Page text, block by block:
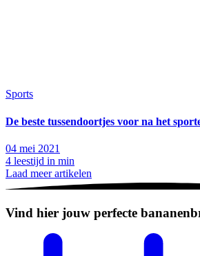
Sports
De beste tussendoortjes voor na het
04 mei 2021
4 leestijd in min
Laad meer artikelen
Vind hier jouw perfecte